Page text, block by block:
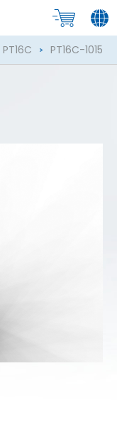
PT16C PT16C-1015